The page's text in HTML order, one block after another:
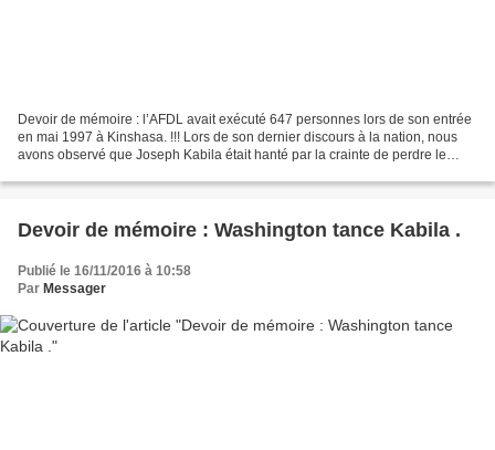
Devoir de mémoire : l’AFDL avait exécuté 647 personnes lors de son entrée
en mai 1997 à Kinshasa. !!! Lors de son dernier discours à la nation, nous
avons observé que Joseph Kabila était hanté par la crainte de perdre le
Devoir de mémoire : Washington tance Kabila .
Publié le 16/11/2016 à 10:58
Par Messager